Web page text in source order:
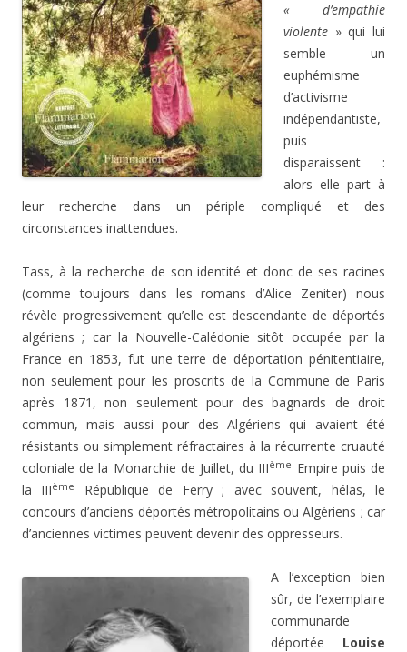
« d’empathie
violente » qui lui
semble un
euphémisme
d’activisme
indépendantiste,
puis
disparaissent :
alors elle part à
leur recherche dans un périple compliqué et des
circonstances inattendues.
Tass, à la recherche de son identité et donc de ses racines
(comme toujours dans les romans d’Alice Zeniter) nous
révèle progressivement qu’elle est descendante de déportés
algériens ; car la Nouvelle-Calédonie sitôt occupée par la
France en 1853, fut une terre de déportation pénitentiaire,
non seulement pour les proscrits de la Commune de Paris
après 1871, non seulement pour des bagnards de droit
commun, mais aussi pour des Algériens qui avaient été
résistants ou simplement réfractaires à la récurrente cruauté
coloniale de la Monarchie de Juillet, du IIIème Empire puis de
la IIIème
République de Ferry ; avec souvent, hélas, le
concours d’anciens déportés métropolitains ou Algériens ; car
d’anciennes victimes peuvent devenir des oppresseurs.
A l’exception bien
sûr, de l’exemplaire
communarde
déportée Louise